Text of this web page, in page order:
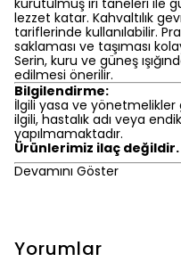
kurutulmuş iri taneleri ile
lezzet katar. Kahvaltılık
tariflerinde kullanılabilir.
saklaması ve taşıması
Serin, kuru ve güneş
edilmesi önerilir.
Bilgilendirme:
İlgili yasa ve
ilgili, hastalık adı veya
yapılmamaktadır.
Ürünlerimiz ilaç
Devamını Göster
Yorumlar